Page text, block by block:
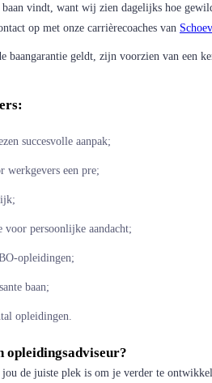
vindt, want wij zien dagelijks hoe
op met onze carrièrecoaches van
geldt, zijn voorzien van een
succesvolle aanpak;
werkgevers een pre;
persoonlijke aandacht;
opleidingen;
baan;
opleidingen.
opleidingsadviseur?
de juiste plek is om je verder te